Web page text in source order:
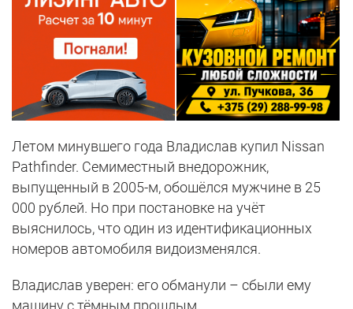
Летом минувшего года Владислав купил Nissan
Pathfinder. Семиместный внедорожник,
выпущенный в 2005-м, обошёлся мужчине в 25
000 рублей. Но при постановке на учёт
выяснилось, что один из идентификационных
номеров автомобиля видоизменялся.
Владислав уверен: его обманули – сбыли ему
машину с тёмным прошлым.